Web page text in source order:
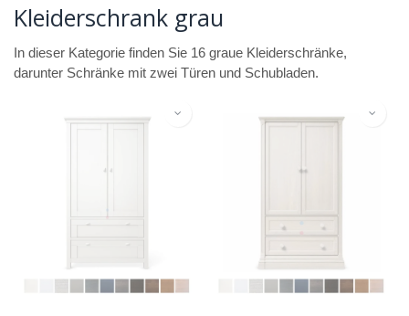
Kleiderschrank grau
In dieser Kategorie finden Sie 16 graue Kleiderschränke,
darunter Schränke mit zwei Türen und Schubladen.